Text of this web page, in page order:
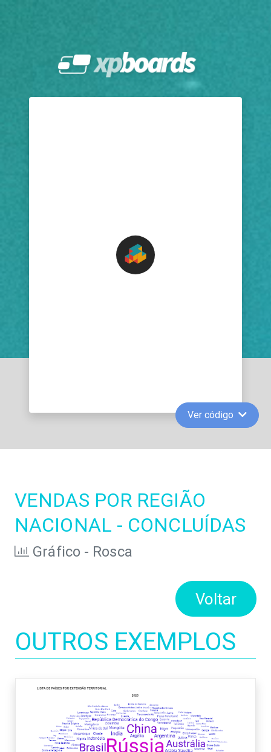
Ver código
VENDAS POR REGIÃO
NACIONAL - CONCLUÍDAS
Gráfico - Rosca
Voltar
OUTROS EXEMPLOS